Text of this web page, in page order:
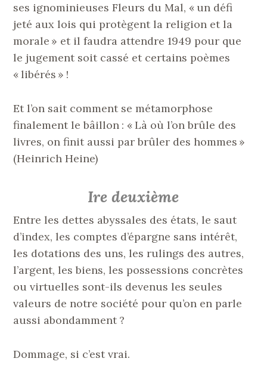
ses ignominieuses Fleurs du Mal, « un défi
jeté aux lois qui protègent la religion et la
morale » et il faudra attendre 1949 pour que
le jugement soit cassé et certains poèmes
« libérés » !
Et l’on sait comment se métamorphose
finalement le bâillon : « Là où l’on brûle des
livres, on finit aussi par brûler des hommes »
(Heinrich Heine)
Ire deuxième
Entre les dettes abyssales des états, le saut
d’index, les comptes d’épargne sans intérêt,
les dotations des uns, les rulings des autres,
l’argent, les biens, les possessions concrètes
ou virtuelles sont-ils devenus les seules
valeurs de notre société pour qu’on en parle
aussi abondamment ?
Dommage, si c’est vrai.